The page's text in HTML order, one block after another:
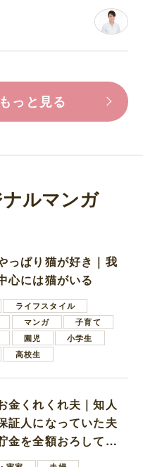
っと見る
ルマンガ
っぱり猫が好き｜我
心には猫がいる
ライフスタイル
マンガ
子育て
園児
小学生
高校生
金くれくれ夫｜知人
証人になっていた夫
金を全額おろしてほ
ってきた